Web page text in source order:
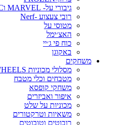
גיבורי על- MARVEL וDC
רובי צעצוע -Nerf
מטוסי על
האצ׳ימל
כוח פי ג׳יי
באקוגן
משחקים
מסלולי מכוניות HOT WHEELS
מטבחים וכלי מטבח
משחקי קופסא
איפור ואביזרים
מכוניות על שלט
משאיות וטרקטורים
רובוטים וטובוטים